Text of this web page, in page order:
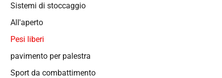
Sistemi di stoccaggio
All'aperto
Pesi liberi
pavimento per palestra
Sport da combattimento